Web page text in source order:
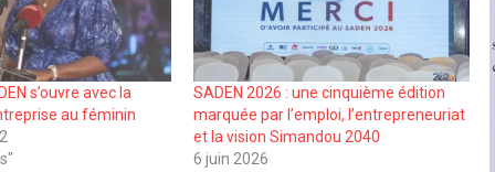
s’ouvre avec la
au féminin
SADEN 2026 : une cinquième édition
marquée par l’emploi, l’entrepreneuriat
et la vision Simandou 2040
6 juin 2026